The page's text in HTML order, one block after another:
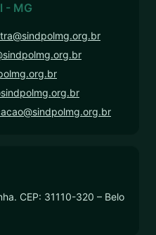
- MG
CEP: 31110-320 – Belo